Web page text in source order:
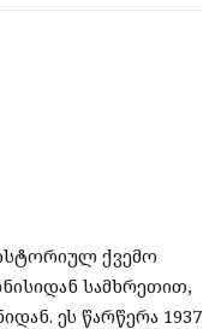
ქვემო
სამხრეთით,
ეს წარწერა 1937